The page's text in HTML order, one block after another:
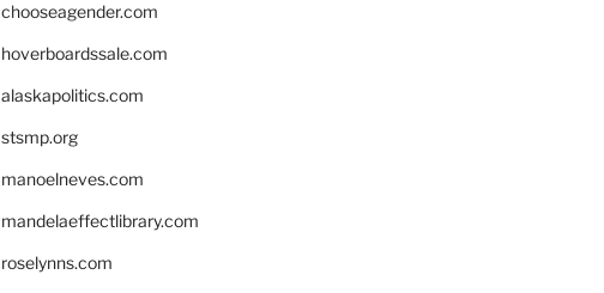
chooseagender.com
hoverboardssale.com
alaskapolitics.com
stsmp.org
manoelneves.com
mandelaeffectlibrary.com
roselynns.com